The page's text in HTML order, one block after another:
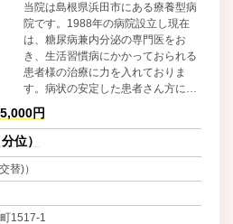
当院は島根県浜田市にある療養型病
院です。1988年の病院設立し現在
は、糖尿病兼内分泌の専門医をお
き、生活習慣病にかかっておられる
患者様の治療に力を入れておりま
す。病状の安定した患者さん方に療
養の場を提供しています。一緒に地
域医療に貢献していただける方お待
ちしております。
円
位）
替)）
1517-1